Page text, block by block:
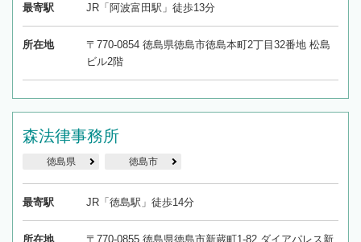
最寄駅 JR「阿波富田駅」徒歩13分
所在地
〒770-0854 徳島県徳島市徳島本町2丁目32番地 松島
ビル2階
森法律事務所
徳島県 徳島市
最寄駅 JR「徳島駅」徒歩14分
所在地
〒770-0855 徳島県徳島市新蔵町1-82 ダイアパレス新